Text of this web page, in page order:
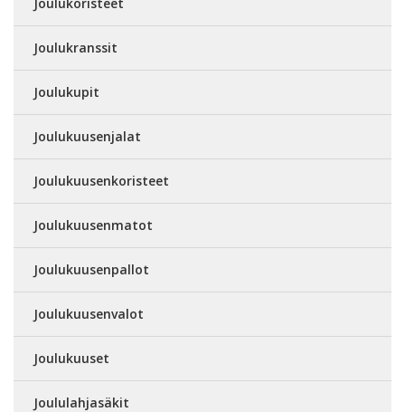
Joulukranssit
Joulukupit
Joulukuusenjalat
Joulukuusenkoristeet
Joulukuusenmatot
Joulukuusenpallot
Joulukuusenvalot
Joulukuuset
Joululahjasäkit